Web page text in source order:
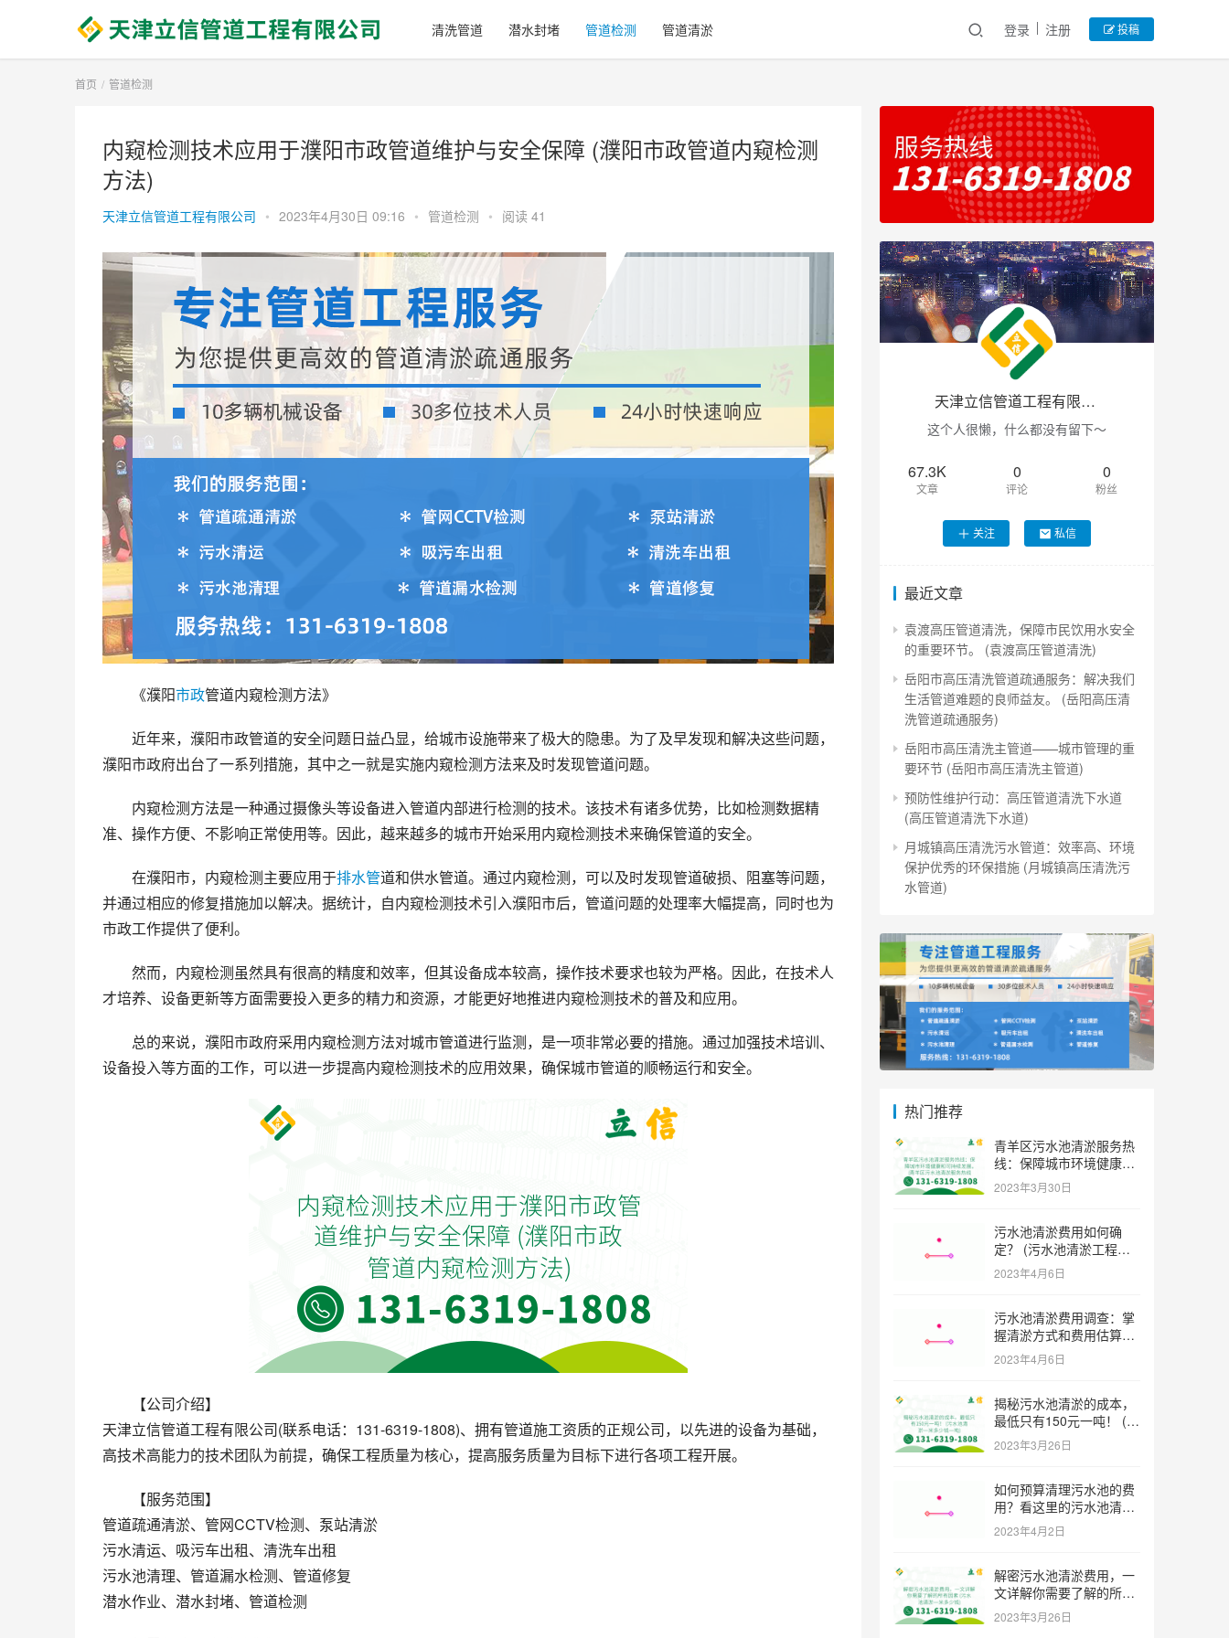
清洗管道 潜水封堵 管道检测 管道清淤 登录 注册 投稿
首页 管道检测
内窥检测技术应用于濮阳市政管道维护与安全保障 (濮阳市政管道内窥检测
方法)
天津立信管道工程有限公司 • 2023年4月30日 09:16 • 管道检测 • 阅读 41
《濮阳市政管道内窥检测方法》
近年来，濮阳市政管道的安全问题日益凸显，给城市设施带来了极大的隐患。为了及早发现和解决这些问题，
濮阳市政府出台了一系列措施，其中之一就是实施内窥检测方法来及时发现管道问题。
内窥检测方法是一种通过摄像头等设备进入管道内部进行检测的技术。该技术有诸多优势，比如检测数据精
准、操作方便、不影响正常使用等。因此，越来越多的城市开始采用内窥检测技术来确保管道的安全。
在濮阳市，内窥检测主要应用于排水管道和供水管道。通过内窥检测，可以及时发现管道破损、阻塞等问题，
并通过相应的修复措施加以解决。据统计，自内窥检测技术引入濮阳市后，管道问题的处理率大幅提高，同时也为
市政工作提供了便利。
然而，内窥检测虽然具有很高的精度和效率，但其设备成本较高，操作技术要求也较为严格。因此，在技术人
才培养、设备更新等方面需要投入更多的精力和资源，才能更好地推进内窥检测技术的普及和应用。
总的来说，濮阳市政府采用内窥检测方法对城市管道进行监测，是一项非常必要的措施。通过加强技术培训、
设备投入等方面的工作，可以进一步提高内窥检测技术的应用效果，确保城市管道的顺畅运行和安全。
【公司介绍】
天津立信管道工程有限公司(联系电话：131-6319-1808)、拥有管道施工资质的正规公司，以先进的设备为基础，
高技术高能力的技术团队为前提，确保工程质量为核心，提高服务质量为目标下进行各项工程开展。
【服务范围】
管道疏通清淤、管网CCTV检测、泵站清淤
污水清运、吸污车出租、清洗车出租
污水池清理、管道漏水检测、管道修复
潜水作业、潜水封堵、管道检测
天津立信管道工程有限公司
这个人很懒，什么都没有留下～
67.3K
文章
0
评论
0
粉丝
关注 私信
最近文章
袁渡高压管道清洗，保障市民饮用水安全
的重要环节。 (袁渡高压管道清洗)
岳阳市高压清洗管道疏通服务：解决我们
生活管道难题的良师益友。 (岳阳高压清
洗管道疏通服务)
岳阳市高压清洗主管道——城市管理的重
要环节 (岳阳市高压清洗主管道)
预防性维护行动：高压管道清洗下水道
(高压管道清洗下水道)
月城镇高压清洗污水管道：效率高、环境
保护优秀的环保措施 (月城镇高压清洗污
水管道)
热门推荐
青羊区污水池清淤服务热
线：保障城市环境健康和
可持续发展。 (青羊区污
水池清淤服务热线)
2023年3月30日
污水池清淤费用如何确
定？ (污水池清淤工程价
格多少)
2023年4月6日
污水池清淤费用调查：掌
握清淤方式和费用估算技
巧 (污水池清淤多少钱一
方米)
2023年4月6日
揭秘污水池清淤的成本，
最低只有150元一吨！ (污
水池清淤一米多少钱一吨)
2023年3月26日
如何预算清理污水池的费
用？看这里的污水池清淤
工程报价表范本！ (污水
池清淤工程报价表范本)
2023年4月2日
解密污水池清淤费用，一
文详解你需要了解的所有
因素 (污水池清淤一米多
少钱)
2023年3月26日